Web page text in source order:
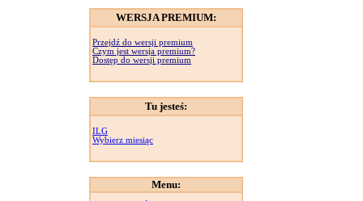
WERSJA PREMIUM:
Przejdź do wersji premium
Czym jest wersja premium?
Dostęp do wersji premium
Tu jesteś:
ILG
Wybierz miesiąc
Menu: